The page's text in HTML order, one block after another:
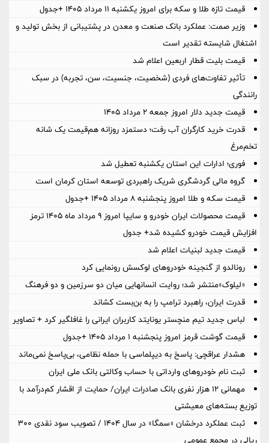
قیمت تازه طلا و سکه برای امروز یکشنبه ۱۱ مرداد ۱۴۰۵ +جدول
وزیر صمت: عملکرد بانک صنعت و معدن در پشتیبانی از بخش تولید و
اشتغال شایسته تقدیر است
قیمت بلیت قطار اربعین اعلام شد
تأثیر تفاوت‌های فردی (شخصیت، جنسیت، سن، تجربه) در سبک
رانندگی
قیمت جدید دلار امروز جمعه ۲ مرداد ۱۴۰۵
قدرت خرید کارگران آب رفت؛ دستمزد روزانه هم‌قیمت یک شانه
تخم‌مرغ
فوری؛ ادارات این استان یکشنبه تعطیل شد
گروه مالی گردشگری شریک راهبردی توسعه استان کرمان است
قیمت سکه و طلا امروز پنجشنبه ۸ مرداد ۱۴۰۵ +جدول
قیمت محصولات ایران خودرو و سایپا امروز ۹ مرداد ماه ۱۴۰۵ ترمز
افزایش قیمت خودرو کشیده شد+ جدول
قیمت جدید لبنیات اعلام شد
رونالدو از گنجینه خودروهای لوکسش رونمایی کرد
«لیلوک»منتشر شد؛ روایت انسانهایی میان دو سرزمین و دو فرهنگ
قدرت ایران، راهبرد ترامپ را به بن‌بست کشاند
لباس جدید تیم منچستر یونایتد کاربران ایرانی را غافلگیر کرد + تصاویر
قیمت گوشت قرمز امروز پنجشنبه ۱ مرداد ۱۴۰۵ +جدول
هشدار عراقچی: پاسخ به دیپلماسی با حمله نظامی، بی‌پاسخ نمی‌ماند
ثبت نام خودروهای وارداتی با حساب وکالتی بانک ملی ایران
مهمانی ۱۲ هزار نفری بانک صادرات ایران/ حمایت از اقشار کم‌درآمد با
توزیع بسته‌های معیشتی
ثبت عملکرد درخشان «سمگا» در سال ۱۴۰۴ / تصویب سود نقدی ۳۰۰